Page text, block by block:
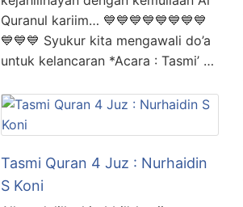
Quranul kariim… 💙💙💙💙💙💙💙💙
💙💙💙 Syukur kita mengawali do’a
untuk kelancaran *Acara : Tasmi’ …
Tasmi Quran 4 Juz : Nurhaidin
S Koni